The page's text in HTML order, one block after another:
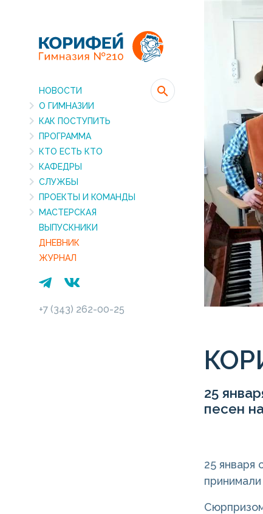
НОВОСТИ
О ГИМНАЗИИ
КАК ПОСТУПИТЬ
ПРОГРАММА
КТО ЕСТЬ КТО
КАФЕДРЫ
СЛУЖБЫ
ПРОЕКТЫ И КОМАНДЫ
МАСТЕРСКАЯ
ВЫПУСКНИКИ
ДНЕВНИК
ЖУРНАЛ
+7 (343) 262-00-25
25
песен
25 января